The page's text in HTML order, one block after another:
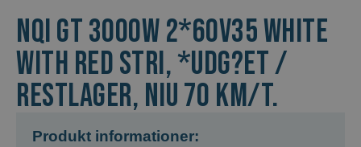
NQi GT 3000w 2*60v35 White
with red stri, *Udg?et /
Restlager, NIU 70 km/t.
Produkt informationer: